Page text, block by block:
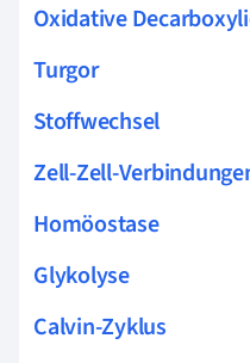
Oxidative
Turgor
Stoffwechsel
Zell-Zell-
Homöostase
Glykolyse
Calvin-Zyklus